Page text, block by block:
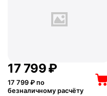
17 799₽
17 799 ₽ по
безналичному расчёту